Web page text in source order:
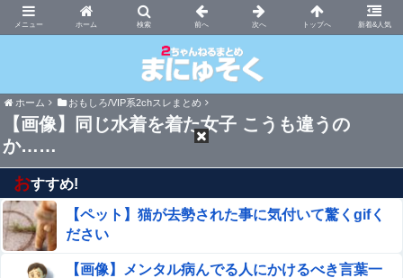
ホーム 新着&人気
まにゅそく 2chまとめニュース速報VIP
ホーム おもしろ/VIP系2chスレまとめ
【画像】同じ水着を着た女子 こうも違うの
か……
おすすめ!
【ペット】猫が去勢された事に気付いて驚くgifく
ださい
【画像】メンタル病んでる人にかけるべき言葉一